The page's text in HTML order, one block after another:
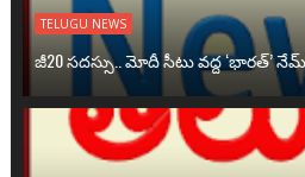
TELUGU NEWS
జీ20 సదస్సు.. మోదీ సీటు వద్ద ‘భారత్’